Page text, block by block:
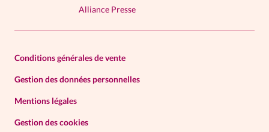
Alliance Presse
Conditions générales de vente
Gestion des données personnelles
Mentions légales
Gestion des cookies